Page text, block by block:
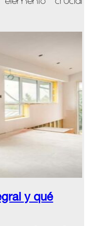
y qué